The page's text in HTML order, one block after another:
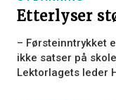
Etterlyser
– Førsteinntrykket
ikke satser på
Lektorlagets leder